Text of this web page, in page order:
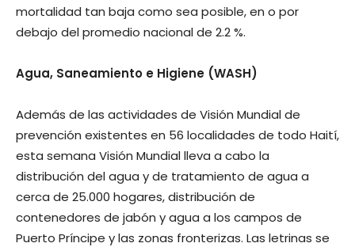
mortalidad tan baja como sea posible, en o por
debajo del promedio nacional de 2.2 %.
Agua, Saneamiento e Higiene (WASH)
Además de las actividades de Visión Mundial de
prevención existentes en 56 localidades de todo Haití,
esta semana Visión Mundial lleva a cabo la
distribución del agua y de tratamiento de agua a
cerca de 25.000 hogares, distribución de
contenedores de jabón y agua a los campos de
Puerto Príncipe y las zonas fronterizas. Las letrinas se